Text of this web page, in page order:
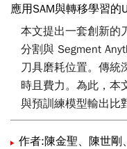
應用SAM與轉移學習
本文提出一套創新的
分割與 Segment
刀具磨耗位置。傳統
時且費力。為此，本
與預訓練模型輸出比
作為偽標註，實現無
統採用影像疊圖展開
作者:陳金聖、陳世剛